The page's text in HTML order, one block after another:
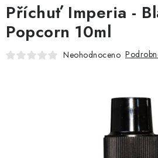
TIPY ZA DOBROU CENU
AROMATA A PŘÍCHUTĚ
Příchuť Imperia -
Popcorn 10ml
Neohodnoceno